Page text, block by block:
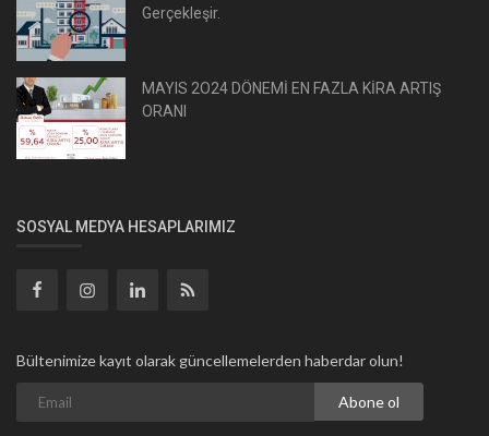
Gerçekleşir.
MAYIS 2O24 DÖNEMİ EN FAZLA KİRA ARTIŞ
ORANI
SOSYAL MEDYA HESAPLARIMIZ
Bültenimize kayıt olarak güncellemelerden haberdar olun!
Abone ol